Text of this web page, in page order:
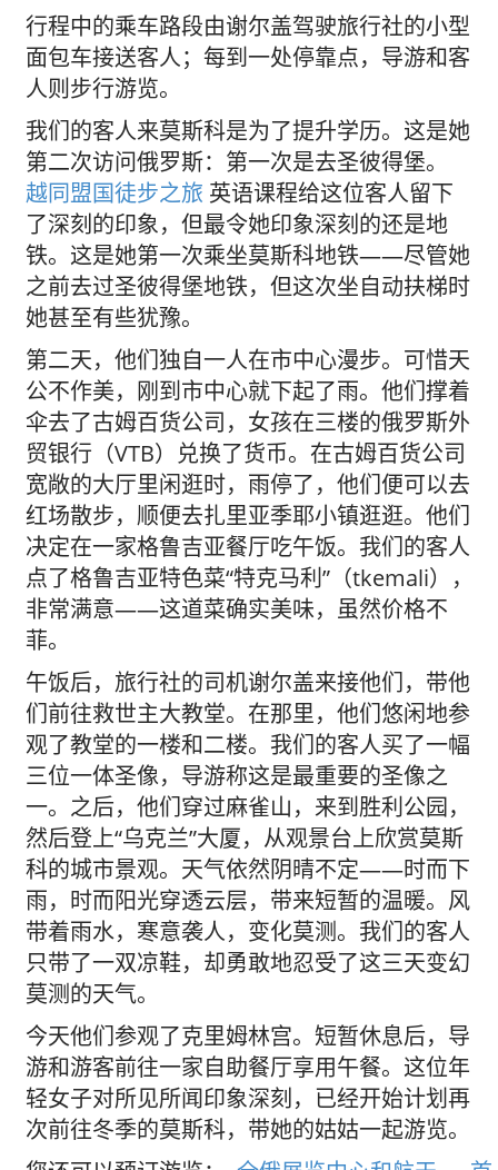
行程中的乘车路段由谢尔盖驾驶旅行社的小型
面包车接送客人；每到一处停靠点，导游和客
人则步行游览。
我们的客人来莫斯科是为了提升学历。这是她
第二次访问俄罗斯：第一次是去圣彼得堡。
越同盟国徒步之旅 英语课程给这位客人留下
了深刻的印象，但最令她印象深刻的还是地
铁。这是她第一次乘坐莫斯科地铁——尽管她
之前去过圣彼得堡地铁，但这次坐自动扶梯时
她甚至有些犹豫。
第二天，他们独自一人在市中心漫步。可惜天
公不作美，刚到市中心就下起了雨。他们撑着
伞去了古姆百货公司，女孩在三楼的俄罗斯外
贸银行（VTB）兑换了货币。在古姆百货公司
宽敞的大厅里闲逛时，雨停了，他们便可以去
红场散步，顺便去扎里亚季耶小镇逛逛。他们
决定在一家格鲁吉亚餐厅吃午饭。我们的客人
点了格鲁吉亚特色菜“特克马利”（tkemali），
非常满意——这道菜确实美味，虽然价格不
菲。
午饭后，旅行社的司机谢尔盖来接他们，带他
们前往救世主大教堂。在那里，他们悠闲地参
观了教堂的一楼和二楼。我们的客人买了一幅
三位一体圣像，导游称这是最重要的圣像之
一。之后，他们穿过麻雀山，来到胜利公园，
然后登上“乌克兰”大厦，从观景台上欣赏莫斯
科的城市景观。天气依然阴晴不定——时而下
雨，时而阳光穿透云层，带来短暂的温暖。风
带着雨水，寒意袭人，变化莫测。我们的客人
只带了一双凉鞋，却勇敢地忍受了这三天变幻
莫测的天气。
今天他们参观了克里姆林宫。短暂休息后，导
游和游客前往一家自助餐厅享用午餐。这位年
轻女子对所见所闻印象深刻，已经开始计划再
次前往冬季的莫斯科，带她的姑姑一起游览。